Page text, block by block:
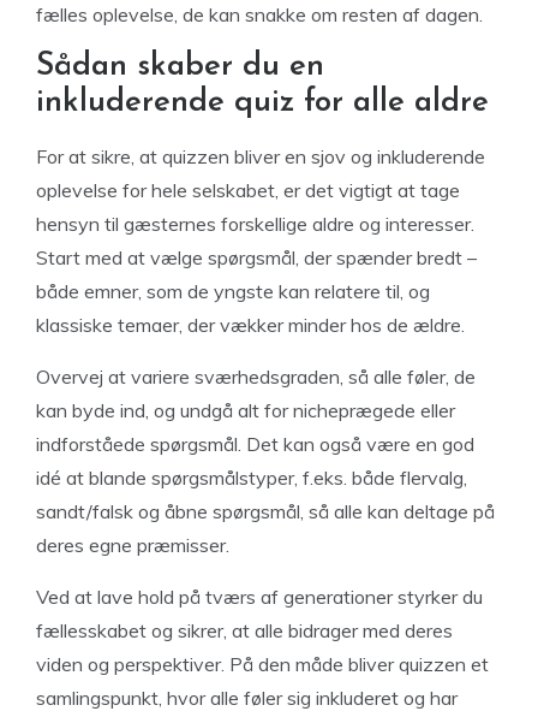
fælles oplevelse, de kan snakke om resten af dagen.
Sådan skaber du en
inkluderende quiz for alle aldre
For at sikre, at quizzen bliver en sjov og inkluderende
oplevelse for hele selskabet, er det vigtigt at tage
hensyn til gæsternes forskellige aldre og interesser.
Start med at vælge spørgsmål, der spænder bredt –
både emner, som de yngste kan relatere til, og
klassiske temaer, der vækker minder hos de ældre.
Overvej at variere sværhedsgraden, så alle føler, de
kan byde ind, og undgå alt for nicheprægede eller
indforståede spørgsmål. Det kan også være en god
idé at blande spørgsmålstyper, f.eks. både flervalg,
sandt/falsk og åbne spørgsmål, så alle kan deltage på
deres egne præmisser.
Ved at lave hold på tværs af generationer styrker du
fællesskabet og sikrer, at alle bidrager med deres
viden og perspektiver. På den måde bliver quizzen et
samlingspunkt, hvor alle føler sig inkluderet og har